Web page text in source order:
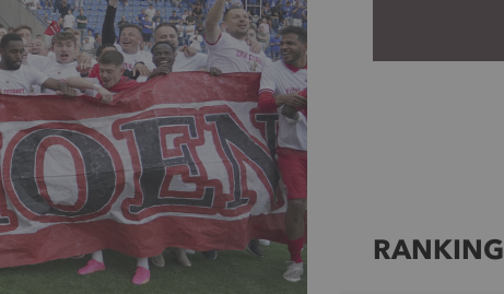
RANKING